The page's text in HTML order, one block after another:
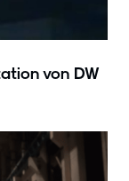
von DW